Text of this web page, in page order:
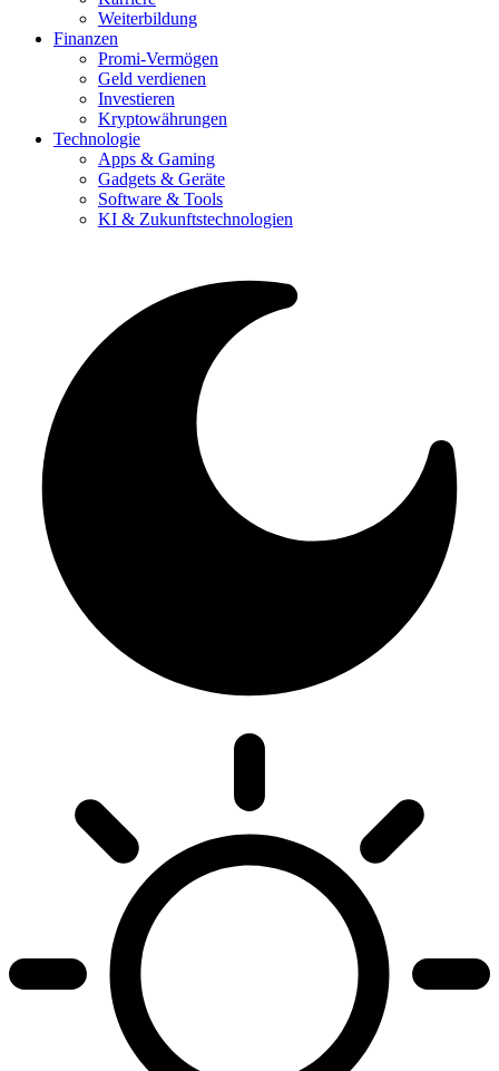
Weiterbildung
Finanzen
Promi-Vermögen
Geld verdienen
Investieren
Kryptowährungen
Technologie
Apps & Gaming
Gadgets & Geräte
Software & Tools
KI & Zukunftstechnologien